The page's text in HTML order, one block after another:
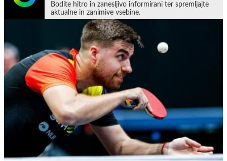
Bodite hitro in zanesljivo informirani ter spremljajte
aktualne in zanimive vsebine.